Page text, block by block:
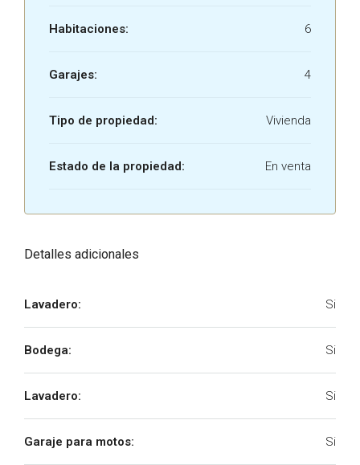
Habitaciones: 6
Garajes: 4
Tipo de propiedad: Vivienda
Estado de la propiedad: En venta
Detalles adicionales
Lavadero: Si
Bodega: Si
Lavadero: Si
Garaje para motos: Si